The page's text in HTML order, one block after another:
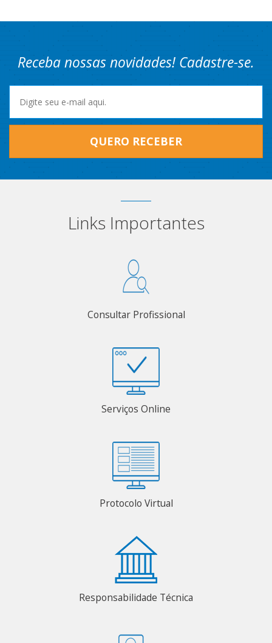
Receba nossas novidades! Cadastre-se.
QUERO RECEBER
Links Importantes
Consultar Profissional
Serviços Online
Protocolo Virtual
Responsabilidade Técnica